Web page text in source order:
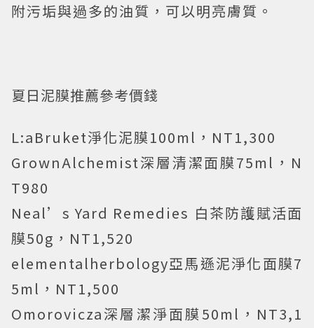
附污垢與過多的油質，可以明亮膚質。
夏日泥膜推薦參考價錢
L:aBruket淨化泥膜100ml，NT1,300
GrownAlchemist深層清潔面膜75ml，N
T980
Neal’s Yard Remedies 白茶防護賦活面
膜50g，NT1,520
elementalherbology亞馬遜泥淨化面膜7
5ml，NT1,500
Omorovicza深層潔淨面膜50ml，NT3,1